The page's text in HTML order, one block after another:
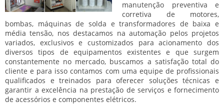
manutenção preventiva e
corretiva de motores,
bombas, máquinas de solda e transformadores de baixa e
média tensão, nos destacamos na automação pelos projetos
variados, exclusivos e customizados para acionamento dos
diversos tipos de equipamentos existentes e que surgem
constantemente no mercado, buscamos a satisfação total do
cliente e para isso contamos com uma equipe de profissionais
qualificados e treinados para oferecer soluções técnicas e
garantir a excelência na prestação de serviços e fornecimento
de acessórios e componentes elétricos.